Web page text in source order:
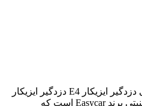
دزدگیر ایزیکار مدل E4 معرفی دزدگیر ایزیکار E4 دزدگیر ایزیکار